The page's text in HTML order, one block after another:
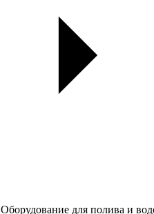
Оборудование для полива и